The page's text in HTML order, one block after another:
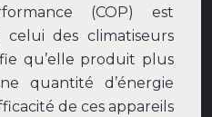
(COP) est
des climatiseurs
qu’elle produit plus
quantité d’énergie
de ces appareils